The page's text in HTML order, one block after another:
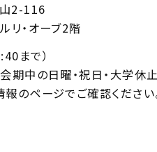
2-116
リ・オーブ2階
まで）
期中の日曜・祝日・大学休
のページでご確認ください